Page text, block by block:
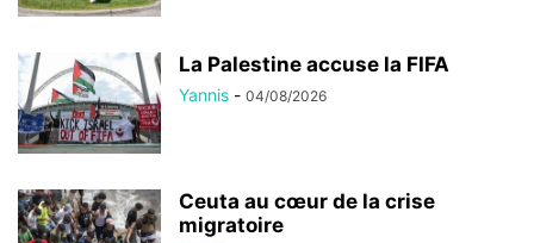
La Palestine accuse la FIFA
Yannis - 04/08/2026
Ceuta au cœur de la crise
migratoire